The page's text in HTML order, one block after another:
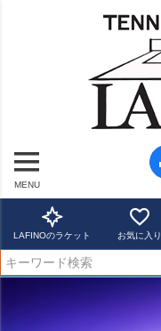
MENU
LAFINOのラケット お気に入り